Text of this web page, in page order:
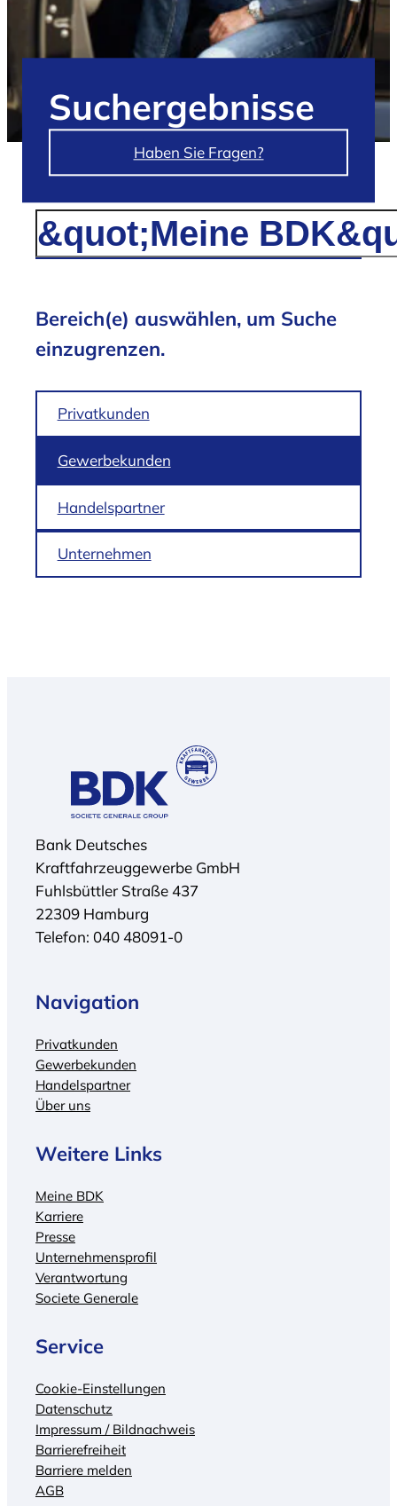
Such­ergebnisse
Haben Sie Fragen?
Suchergebnisse für '"Meine BDK"'
Bereich(e) auswählen, um Suche
einzugrenzen.
Privatkunden
Gewerbekunden
Handelspartner
Unternehmen
Bank Deutsches
Kraftfahrzeuggewerbe GmbH
Fuhlsbüttler Straße 437
22309 Hamburg
Telefon: 040 48091-0
Navigation
Privatkunden
Gewerbekunden
Handelspartner
Über uns
Weitere Links
Meine BDK
Karriere
Presse
Unternehmensprofil
Verantwortung
Societe Generale
Service
Cookie-Einstellungen
Datenschutz
Impressum / Bildnachweis
Barrierefreiheit
Barriere melden
AGB